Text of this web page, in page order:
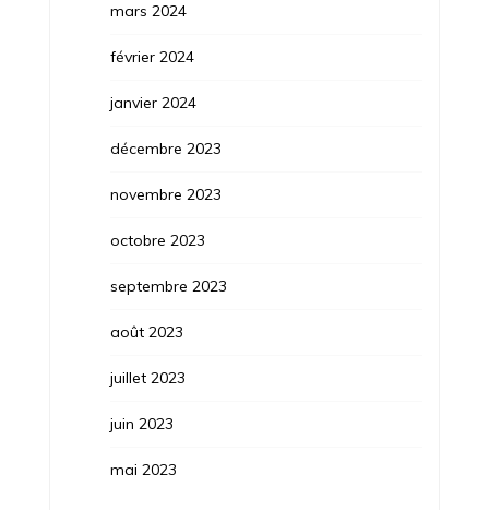
mars 2024
février 2024
janvier 2024
décembre 2023
novembre 2023
octobre 2023
septembre 2023
août 2023
juillet 2023
juin 2023
mai 2023